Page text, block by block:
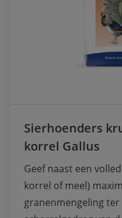
Sierhoenders
korrel Gallus
Geef naast een
korrel of meel)
granenmengeling